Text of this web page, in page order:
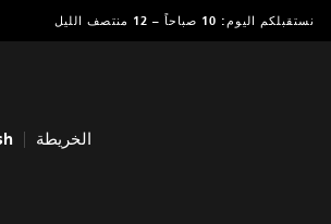
نستقبلكم اليوم: 10 صباحاً – 12 منتصف الليل
تسوق
الخريطة